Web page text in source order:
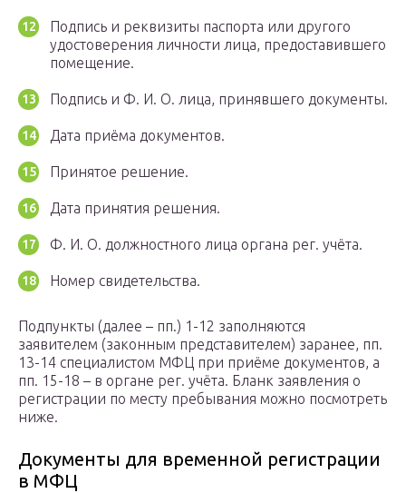
Подпись и реквизиты паспорта или другого
удостоверения личности лица, предоставившего
помещение.
Подпись и Ф. И. О. лица, принявшего документы.
Дата приёма документов.
Принятое решение.
Дата принятия решения.
Ф. И. О. должностного лица органа рег. учёта.
Номер свидетельства.
Подпункты (далее – пп.) 1-12 заполняются
заявителем (законным представителем) заранее, пп.
13-14 специалистом МФЦ при приёме документов, а
пп. 15-18 – в органе рег. учёта. Бланк заявления о
регистрации по месту пребывания можно посмотреть
ниже.
Документы для временной регистрации
в МФЦ